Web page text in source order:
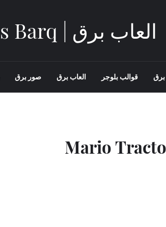
العاب برق | Games Barq
برق قوالب بلوجر العاب برق صور برق